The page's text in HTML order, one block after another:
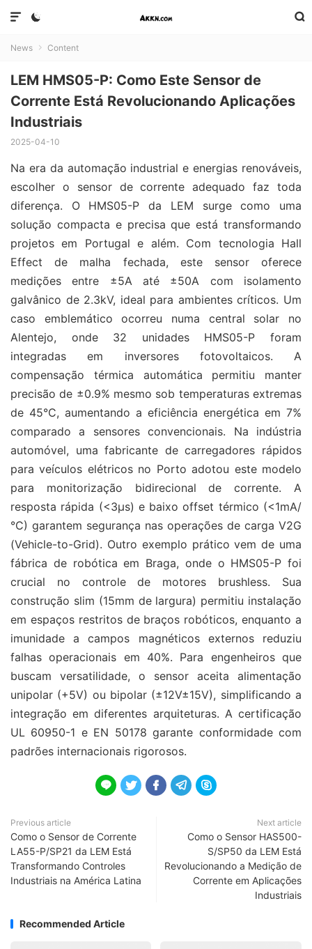



News  Content
LEM HMS05-P: Como Este Sensor de
Corrente Está Revolucionando Aplicações
Industriais
2025-04-10
Na era da automação industrial e energias renováveis,
escolher o sensor de corrente adequado faz toda
diferença. O HMS05-P da LEM surge como uma
solução compacta e precisa que está transformando
projetos em Portugal e além. Com tecnologia Hall
Effect de malha fechada, este sensor oferece
medições entre ±5A até ±50A com isolamento
galvânico de 2.3kV, ideal para ambientes críticos. Um
caso emblemático ocorreu numa central solar no
Alentejo, onde 32 unidades HMS05-P foram
integradas em inversores fotovoltaicos. A
compensação térmica automática permitiu manter
precisão de ±0.9% mesmo sob temperaturas extremas
de 45°C, aumentando a eficiência energética em 7%
comparado a sensores convencionais. Na indústria
automóvel, uma fabricante de carregadores rápidos
para veículos elétricos no Porto adotou este modelo
para monitorização bidirecional de corrente. A
resposta rápida (<3μs) e baixo offset térmico (<1mA/
°C) garantem segurança nas operações de carga V2G
(Vehicle-to-Grid). Outro exemplo prático vem de uma
fábrica de robótica em Braga, onde o HMS05-P foi
crucial no controle de motores brushless. Sua
construção slim (15mm de largura) permitiu instalação
em espaços restritos de braços robóticos, enquanto a
imunidade a campos magnéticos externos reduziu
falhas operacionais em 40%. Para engenheiros que
buscam versatilidade, o sensor aceita alimentação
unipolar (+5V) ou bipolar (±12V±15V), simplificando a
integração em diferentes arquiteturas. A certificação
UL 60950-1 e EN 50178 garante conformidade com
padrões internacionais rigorosos.
    
Previous article
Como o Sensor de Corrente
LA55-P/SP21 da LEM Está
Transformando Controles
Industriais na América Latina
Next article
Como o Sensor HAS500-
S/SP50 da LEM Está
Revolucionando a Medição de
Corrente em Aplicações
Industriais
Recommended Article